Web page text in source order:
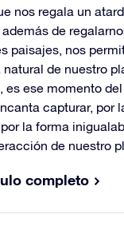
nos regala un
de
paisajes, nos
de nuestro
es ese momento
capturar, por
la forma
de nuestro
completo